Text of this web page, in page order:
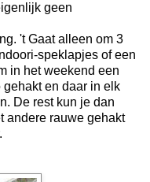
geen
't Gaat alleen om 3
speklapjes of een
in het weekend een
en daar in elk
De rest kun je dan
andere rauwe gehakt